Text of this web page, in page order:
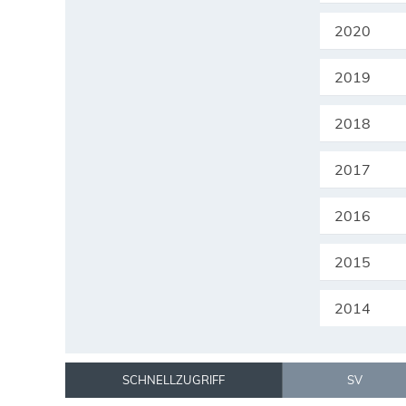
2020
2019
2018
2017
2016
2015
2014
SCHNELLZUGRIFF SV